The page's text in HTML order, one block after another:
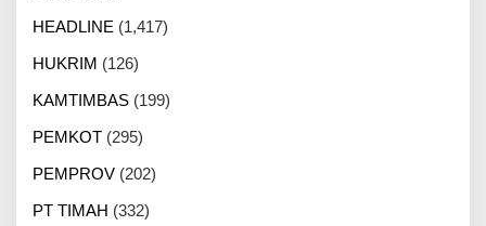
HEADLINE (1,417)
HUKRIM (126)
KAMTIMBAS (199)
PEMKOT (295)
PEMPROV (202)
PT TIMAH (332)